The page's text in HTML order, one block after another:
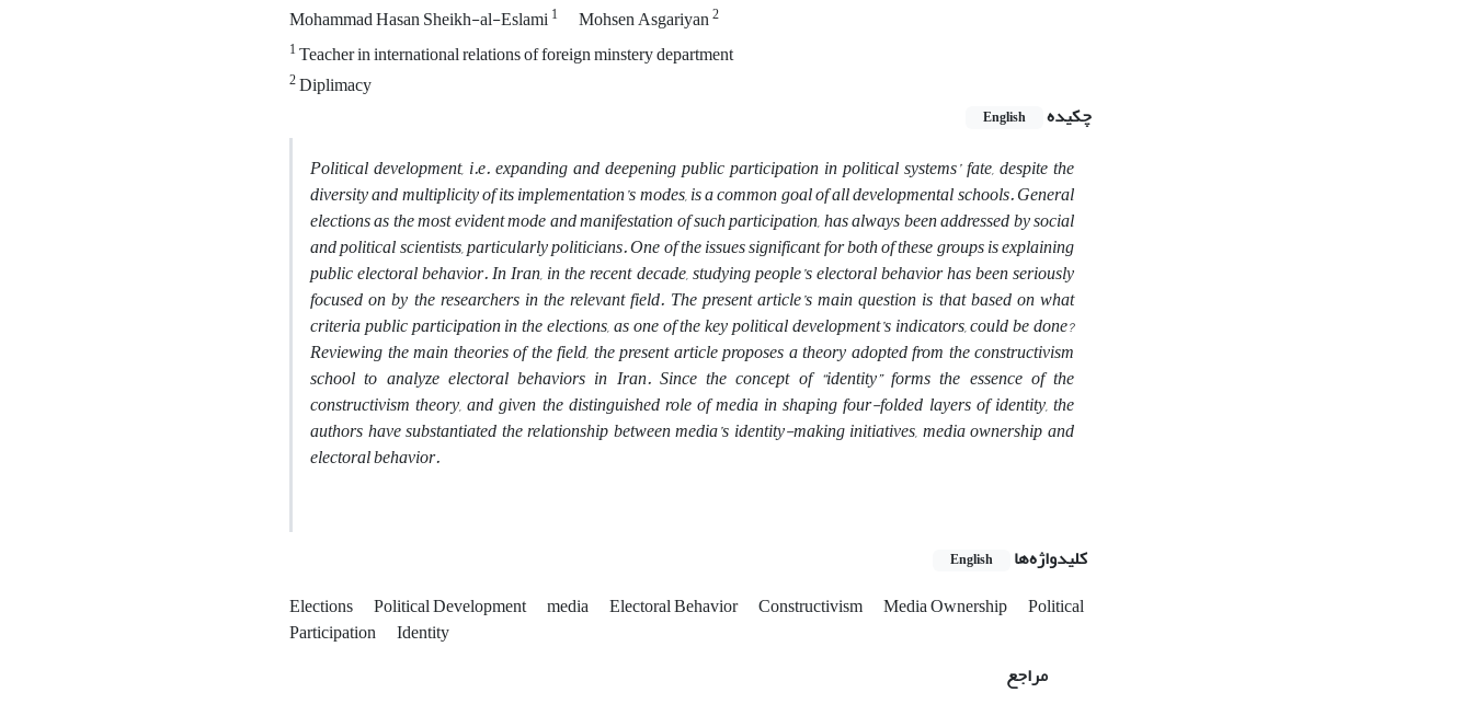
Mohammad Hasan Sheikh-al-Eslami1 Mohsen Asgariyan2
1Teacher in international relations of foreign minstery department
2Diplimacy
چکیده
English
Political development, i.e. expanding and deepening public participation in political systems’ fate, despite the
diversity and multiplicity of its implementation’s modes, is a common goal of all developmental schools. General
elections as the most evident mode and manifestation of such participation, has always been addressed by social
and political scientists, particularly politicians. One of the issues significant for both of these groups is explaining
public electoral behavior. In Iran, in the recent decade, studying people’s electoral behavior has been seriously
focused on by the researchers in the relevant field. The present article’s main question is that based on what
criteria public participation in the elections, as one of the key political development’s indicators, could be done?
Reviewing the main theories of the field, the present article proposes a theory adopted from the constructivism
school to analyze electoral behaviors in Iran. Since the concept of “identity” forms the essence of the
constructivism theory, and given the distinguished role of media in shaping four-folded layers of identity, the
authors have substantiated the relationship between media’s identity-making initiatives, media ownership and
electoral behavior.
کلیدواژه‌ها English
Elections Political Development media Electoral Behavior Constructivism Media Ownership
Political
Participation
Identity
مراجع